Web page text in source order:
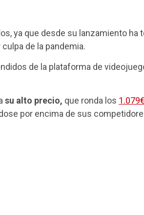
ya que desde su lanzamiento ha
culpa de la pandemia.
de la plataforma de
su alto precio, que ronda los 1.079€
por encima de sus